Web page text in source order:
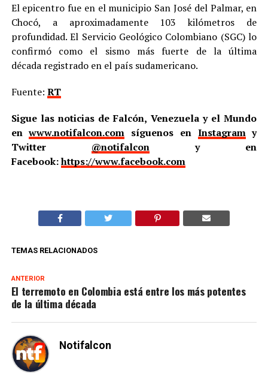
El epicentro fue en el municipio San José del Palmar, en
Chocó, a aproximadamente 103 kilómetros de
profundidad. El Servicio Geológico Colombiano (SGC) lo
confirmó como el sismo más fuerte de la última
década registrado en el país sudamericano.
Fuente: RT
Sigue las noticias de Falcón, Venezuela y el Mundo
enwww.notifalcon.com síguenos en Instagramy
Twitter @notifalcony en
Facebook:https://www.facebook.com
TEMAS RELACIONADOS
ANTERIOR
El terremoto en Colombia está entre los más potentes
de la última década
Notifalcon